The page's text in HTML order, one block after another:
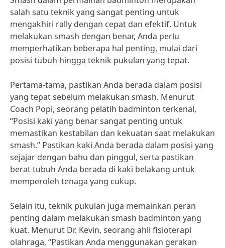
salah satu teknik yang sangat penting untuk
mengakhiri rally dengan cepat dan efektif. Untuk
melakukan smash dengan benar, Anda perlu
memperhatikan beberapa hal penting, mulai dari
posisi tubuh hingga teknik pukulan yang tepat.
Pertama-tama, pastikan Anda berada dalam posisi
yang tepat sebelum melakukan smash. Menurut
Coach Popi, seorang pelatih badminton terkenal,
“Posisi kaki yang benar sangat penting untuk
memastikan kestabilan dan kekuatan saat melakukan
smash.” Pastikan kaki Anda berada dalam posisi yang
sejajar dengan bahu dan pinggul, serta pastikan
berat tubuh Anda berada di kaki belakang untuk
memperoleh tenaga yang cukup.
Selain itu, teknik pukulan juga memainkan peran
penting dalam melakukan smash badminton yang
kuat. Menurut Dr. Kevin, seorang ahli fisioterapi
olahraga, “Pastikan Anda menggunakan gerakan